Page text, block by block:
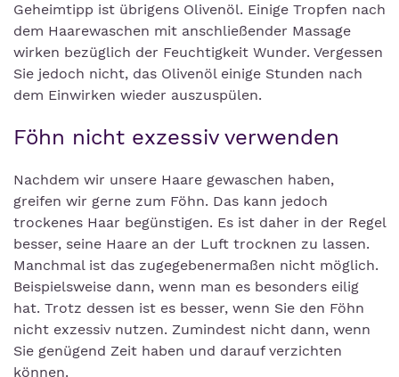
Geheimtipp ist übrigens Olivenöl. Einige Tropfen nach
dem Haarewaschen mit anschließender Massage
wirken bezüglich der Feuchtigkeit Wunder. Vergessen
Sie jedoch nicht, das Olivenöl einige Stunden nach
dem Einwirken wieder auszuspülen.
Föhn nicht exzessiv verwenden
Nachdem wir unsere Haare gewaschen haben,
greifen wir gerne zum Föhn. Das kann jedoch
trockenes Haar begünstigen. Es ist daher in der Regel
besser, seine Haare an der Luft trocknen zu lassen.
Manchmal ist das zugegebenermaßen nicht möglich.
Beispielsweise dann, wenn man es besonders eilig
hat. Trotz dessen ist es besser, wenn Sie den Föhn
nicht exzessiv nutzen. Zumindest nicht dann, wenn
Sie genügend Zeit haben und darauf verzichten
können.